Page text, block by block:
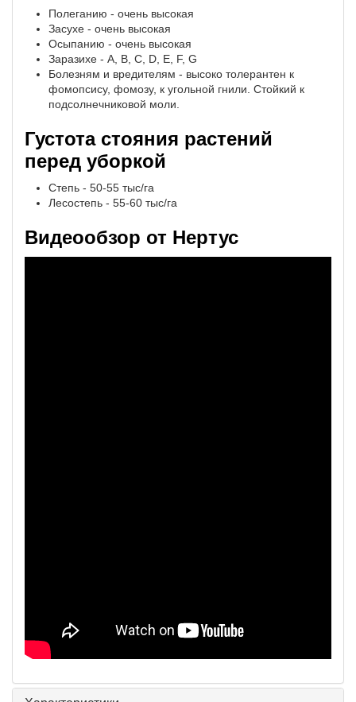
Полеганию - очень высокая
Засухе - очень высокая
Осыпанию - очень высокая
Заразихе - A, B, C, D, Е, F, G
Болезням и вредителям - высоко толерантен к
фомопсису, фомозу, к угольной гнили. Стойкий к
подсолнечниковой моли.
Густота стояния растений
перед уборкой
Степь - 50-55 тыс/га
Лесостепь - 55-60 тыс/га
Видеообзор от Нертус